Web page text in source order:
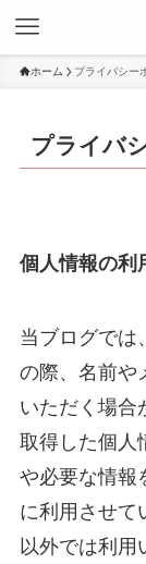
ホーム プライバシー
プライバ
個人情報の利
当ブログでは
の際、名前や
いただく場合
取得した個人
や必要な情報
に利用させて
以外では利用